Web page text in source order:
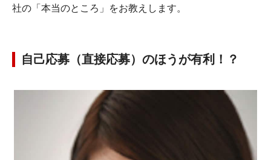
社の「本当のところ」をお教えします。
自己応募（直接応募）のほうが有利！？